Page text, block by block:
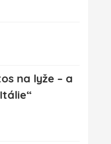
na lyže – a